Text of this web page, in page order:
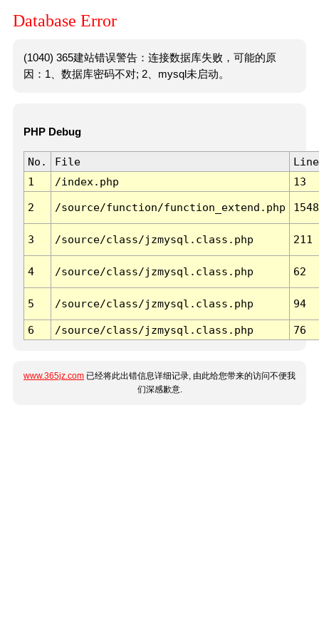
Database Error
(1040) 365建站错误警告：连接数据库失败，可能的原
因：1、数据库密码不对; 2、mysql未启动。
PHP Debug
No. File
Line
1
/index.php 13
2 /source/function/function_extend.php 1548
3 /source/class/jzmysql.class.php 211
4 /source/class/jzmysql.class.php 62
5 /source/class/jzmysql.class.php 94
6 /source/class/jzmysql.class.php 76
www.365jz.com 已经将此出错信息详细记录, 由此给您带来的访问不便我
们深感歉意.